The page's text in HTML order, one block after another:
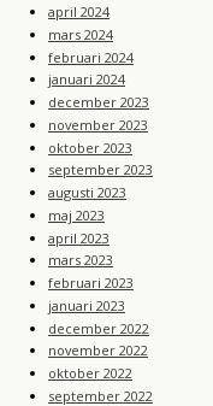
april 2024
mars 2024
februari 2024
januari 2024
december 2023
november 2023
oktober 2023
september 2023
augusti 2023
maj 2023
april 2023
mars 2023
februari 2023
januari 2023
december 2022
november 2022
oktober 2022
september 2022